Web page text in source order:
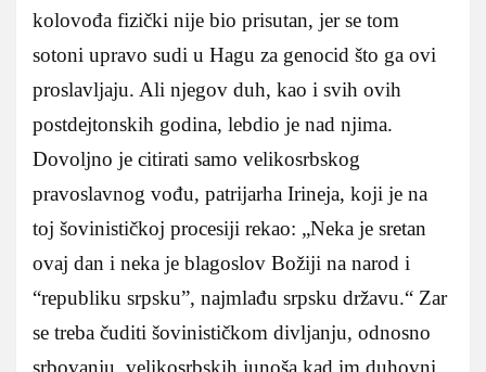
kolovođa fizički nije bio prisutan, jer se tom
sotoni upravo sudi u Hagu za genocid što ga ovi
proslavljaju. Ali njegov duh, kao i svih ovih
postdejtonskih godina, lebdio je nad njima.
Dovoljno je citirati samo velikosrbskog
pravoslavnog vođu, patrijarha Irineja, koji je na
toj šovinističkoj procesiji rekao: „Neka je sretan
ovaj dan i neka je blagoslov Božiji na narod i
“republiku srpsku”, najmlađu srpsku državu.“ Zar
se treba čuditi šovinističkom divljanju, odnosno
srbovanju, velikosrbskih junoša kad im duhovni